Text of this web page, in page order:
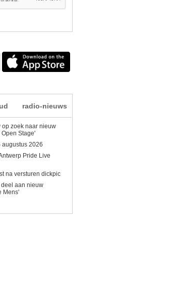
radio-nieuws
op zoek naar nieuw
Stage'
augustus 2026
Pride Live
na versturen dickpic
aan nieuw
Mens'